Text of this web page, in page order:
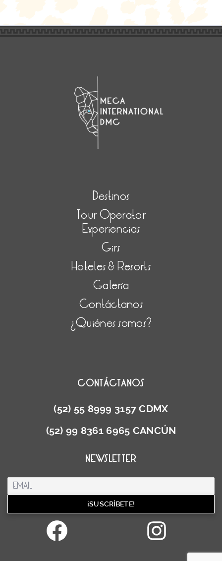
Destinos
Tour Operator
Experiencias
Girs
Hoteles & Resorts
Galería
Contáctanos
¿Quiénes somos?
CONTÁCTANOS
(52) 55 8999 3157 CDMX
(52) 99 8361 6965 CANCÚN
NEWSLETTER
Facebook